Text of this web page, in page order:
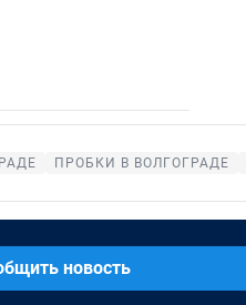
ПРОБКИ В ВОЛГОГРАДЕ
новость